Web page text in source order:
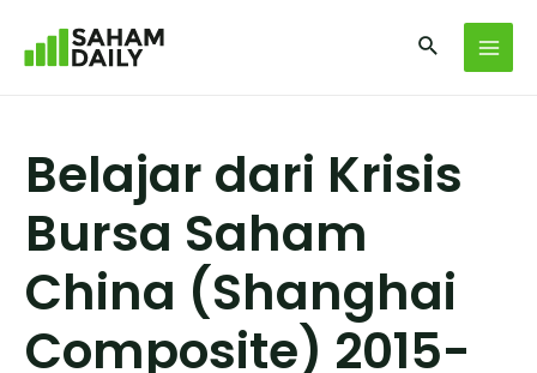
Belajar dari Krisis
Bursa Saham
China (Shanghai
Composite) 2015-